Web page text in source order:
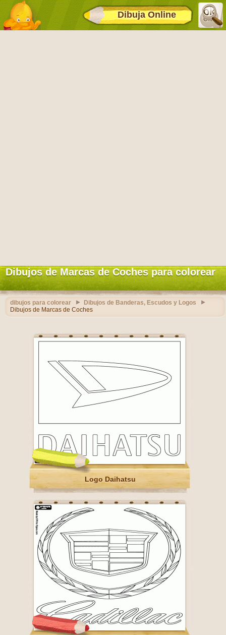
Dibuja Online
Dibujos de Marcas de Coches para colorear
dibujos para colorear
Dibujos de Banderas, Escudos y Logos
Dibujos de Marcas de Coches
Logo Daihatsu